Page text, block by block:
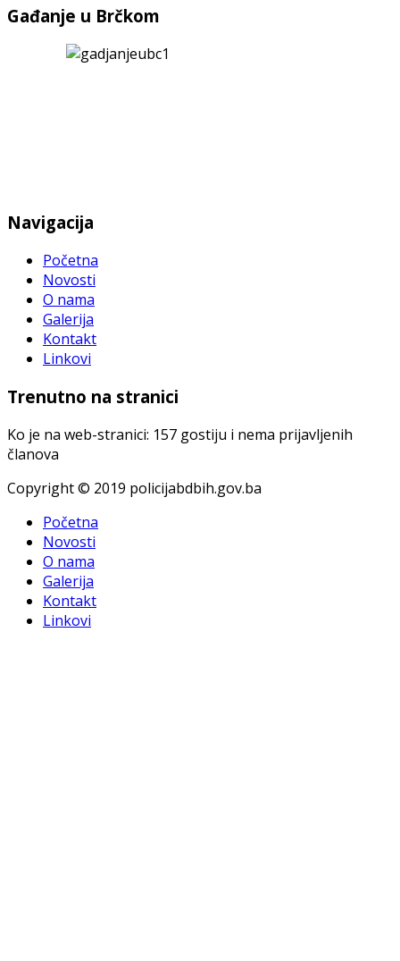
Gađanje u Brčkom
Navigacija
Početna
Novosti
O nama
Galerija
Kontakt
Linkovi
Trenutno na stranici
Ko je na web-stranici: 157 gostiju i nema prijavljenih
članova
Copyright © 2019 policijabdbih.gov.ba
Početna
Novosti
O nama
Galerija
Kontakt
Linkovi